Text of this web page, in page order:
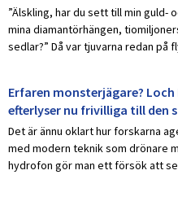
”Älskling, har du sett till min guld-
mina diamantörhängen,
sedlar?” Då var tjuvarna redan på
Erfaren monsterjägare?
efterlyser nu frivilliga till den
Det är ännu oklart hur forskarna
med modern teknik som drönare
hydrofon gör man ett försök att